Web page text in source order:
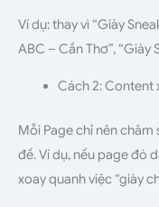
Ví dụ: thay vì “Giày
ABC – Cần Thơ”, “Giày
Cách 2: Content
Mỗi Page chỉ nên
đề. Ví dụ, nếu page đó
xoay quanh việc “giày